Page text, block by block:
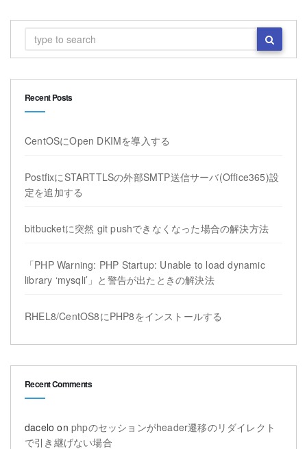
Recent Posts
CentOSにOpen DKIMを導入する
PostfixにSTARTTLSの外部SMTP送信サーバ(Office365)設
定を追加する
bitbucketに突然 git pushできなくなった場合の解決方法
「PHP Warning: PHP Startup: Unable to load dynamic
library ‘mysqli’」と警告が出たときの解決法
RHEL8/CentOS8にPHP8をインストールする
Recent Comments
dacelo onphpのセッションがheader遷移のリダイレクト
で引き継げない場合